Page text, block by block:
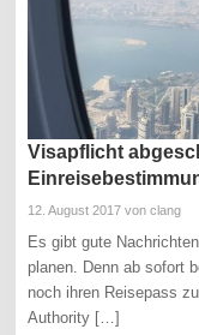
Visapflicht
12. August 2017 von clang
Es gibt gute
planen. Denn ab sofort
noch ihren Reisepass
Authority […]